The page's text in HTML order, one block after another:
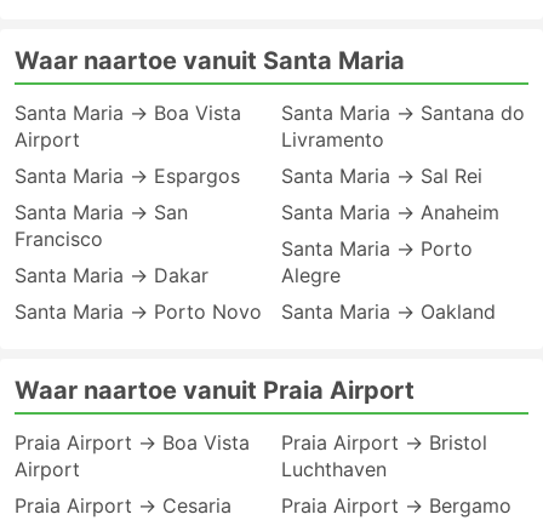
Waar naartoe vanuit Santa Maria
Santa Maria → Boa Vista
Airport
Santa Maria → Espargos
Santa Maria → San
Francisco
Santa Maria → Dakar
Santa Maria → Porto Novo
Santa Maria → Santana do
Livramento
Santa Maria → Sal Rei
Santa Maria → Anaheim
Santa Maria → Porto
Alegre
Santa Maria → Oakland
Waar naartoe vanuit Praia Airport
Praia Airport → Boa Vista
Airport
Praia Airport → Cesaria
Praia Airport → Bristol
Luchthaven
Praia Airport → Bergamo